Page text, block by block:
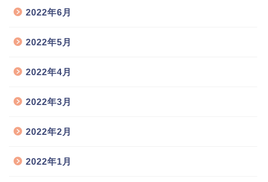
2022年6月
2022年5月
2022年4月
2022年3月
2022年2月
2022年1月